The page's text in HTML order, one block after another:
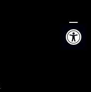
Ανοίξτε